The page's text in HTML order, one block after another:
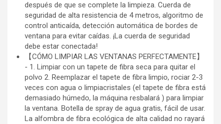
después de que se complete la limpieza. Cuerda de
seguridad de alta resistencia de 4 metros, algoritmo de
control anticaída, detección automática de bordes de
ventana para evitar caídas. ¡La cuerda de seguridad
debe estar conectada!
【CÓMO LIMPIAR LAS VENTANAS PERFECTAMENTE】
- 1. Limpiar con un tapete de fibra seca para quitar el
polvo 2. Reemplazar el tapete de fibra limpio, rociar 2-3
veces con agua o limpiacristales (el tapete de fibra está
demasiado húmedo, la máquina resbalará ) para limpiar
la ventana. Botella de spray de agua gratis, fácil de usar.
La alfombra de fibra ecológica de alta calidad no rayará